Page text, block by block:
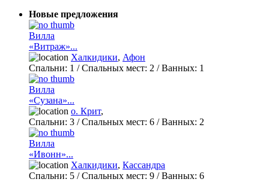
Новые предложения
Вилла
«Витраж»...
Халкидики, Афон
Спальни: 1 / Спальных мест: 2 /Ванных: 1
Вилла
«Сузана»...
о. Крит,
Спальни: 3 / Спальных мест: 6 /Ванных: 2
Вилла
«Ивонн»...
Халкидики, Кассандра
Спальни: 5 / Спальных мест: 9 /Ванных: 6